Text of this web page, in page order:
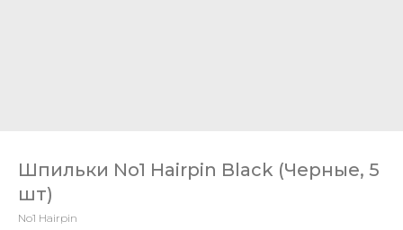
Шпильки No1 Hairpin Black (Черные, 5
шт)
No1 Hairpin